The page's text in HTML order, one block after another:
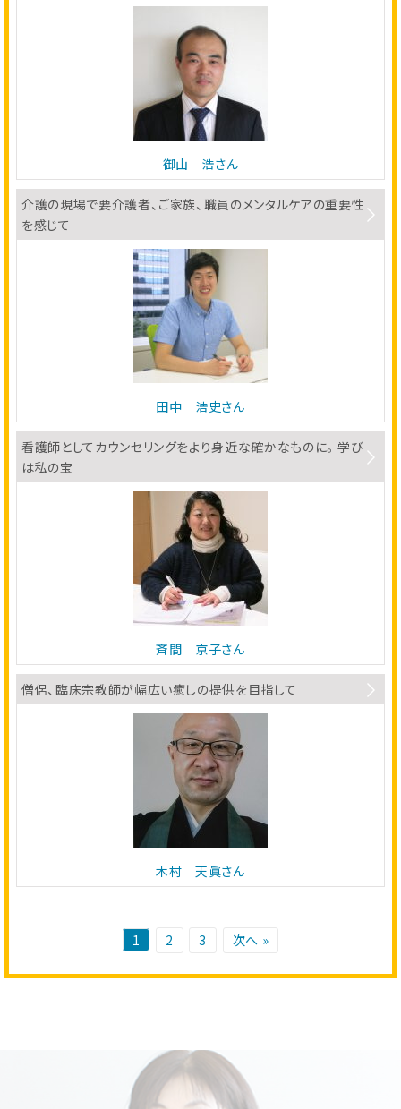
御山 浩さん
介護の現場で要介護者、ご家族、職員のメンタルケアの重要性
を感じて
田中 浩史さん
看護師としてカウンセリングをより身近な確かなものに。学び
は私の宝
斉間 京子さん
僧侶、臨床宗教師が幅広い癒しの提供を目指して
木村 天眞さん
1 2 3 次へ »